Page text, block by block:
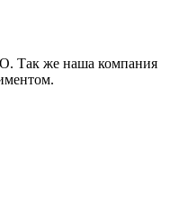
Так же наша компания